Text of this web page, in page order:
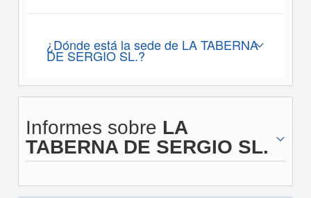
¿Dónde está la sede de LA TABERNA
DE SERGIO SL.?
Informes sobre LA
TABERNA DE SERGIO SL.